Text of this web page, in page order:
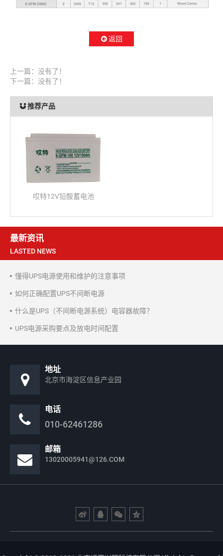
返回
上一篇：没有了！
下一篇：没有了！
推荐产品
哎特12V铅酸蓄电池
最新资讯
LASTED NEWS
懂得UPS电源使用和维护的注意事项
如何正确配置UPS不间断电源
什么是UPS（不间断电源系统）电容器故障？
UPS电源采购要点及放电时间配置
地址
北京市海淀区信息产业园
电话
010-62461286
邮箱
13020005941@126.COM